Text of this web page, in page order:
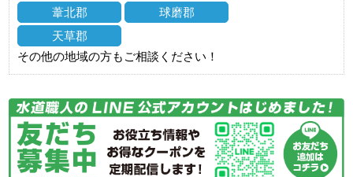
葦北郡
球磨郡
天草郡
その他の地域の方もご相談ください！